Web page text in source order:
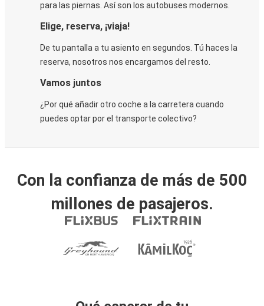
para las piernas. Así son los autobuses modernos.
Elige, reserva, ¡viaja!
De tu pantalla a tu asiento en segundos. Tú haces la
reserva, nosotros nos encargamos del resto.
Vamos juntos
¿Por qué añadir otro coche a la carretera cuando
puedes optar por el transporte colectivo?
Con la confianza de más de 500
millones de pasajeros.